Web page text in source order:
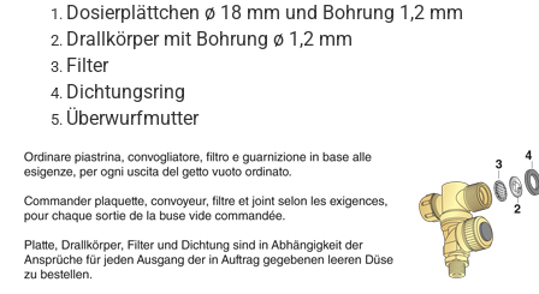
Dosierplättchen ø 18 mm und Bohrung 1,2 mm
Drallkörper mit Bohrung ø 1,2 mm
Filter
Dichtungsring
Überwurfmutter